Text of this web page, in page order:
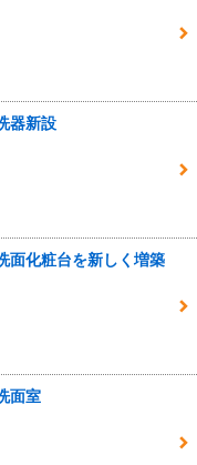
器新設
面化粧台を新しく増築
面室